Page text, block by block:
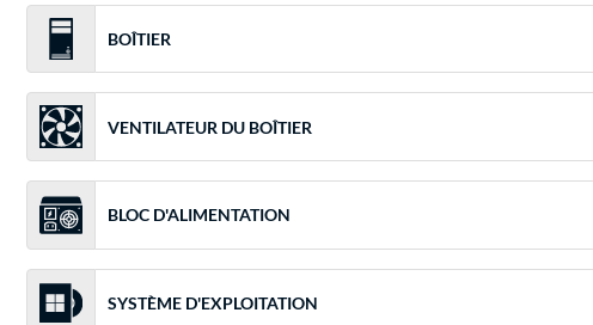
BOÎTIER
VENTILATEUR DU BOÎTIER
BLOC D'ALIMENTATION
SYSTÈME D'EXPLOITATION